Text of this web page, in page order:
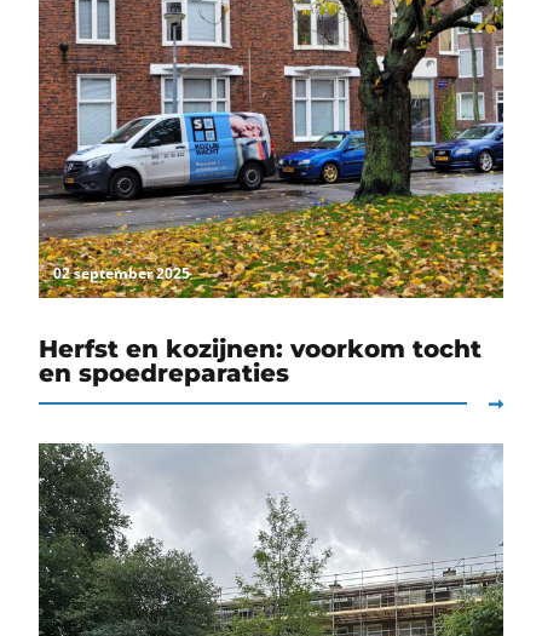
02 september 2025
Herfst en kozijnen: voorkom tocht
en spoedreparaties